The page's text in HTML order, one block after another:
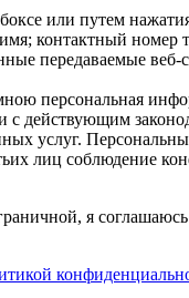
или путем
контактный номер
передаваемые веб-
персональная
с действующим
услуг.
лиц соблюдение
я